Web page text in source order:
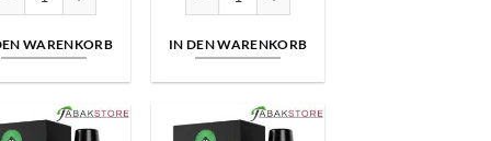
WARENKORB IN DEN WARENKORB